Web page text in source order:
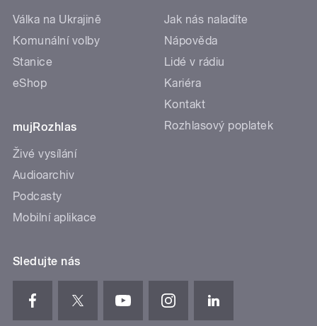
Válka na Ukrajině
Komunální volby
Stanice
eShop
mujRozhlas
Živé vysílání
Audioarchiv
Podcasty
Mobilní aplikace
Jak nás naladíte
Nápověda
Lidé v rádiu
Kariéra
Kontakt
Rozhlasový poplatek
Sledujte nás